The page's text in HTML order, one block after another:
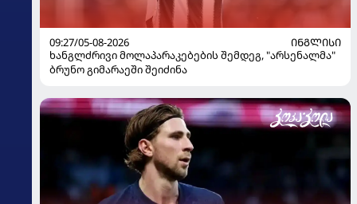
09:27/05-08-2026
ᲘᲜᲒᲚᲘᲡᲘ
ხანგლძრივი მოლაპარაკებების შემდეგ, "არსენალმა"
ბრუნო გიმარაეში შეიძინა